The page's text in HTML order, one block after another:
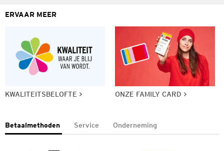
ERVAAR MEER
KWALITEITSBELOFTE ONZE FAMILY CARD
Betaalmethoden Service Onderneming